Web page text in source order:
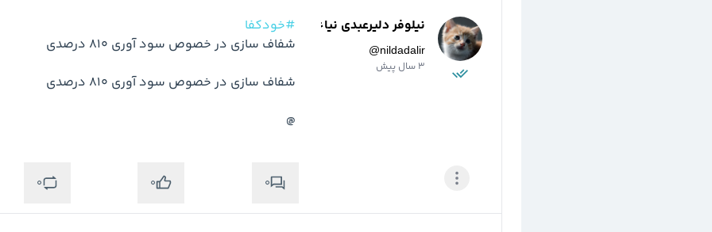
نیلوفر دلیرعبدی نیاء
@nildadalir
3 سال پیش
#خودکفا
@
0
0
0